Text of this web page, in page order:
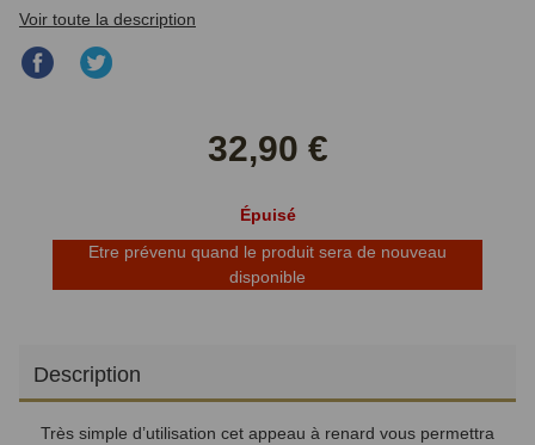
Voir toute la description
Partager
32,90 €
Épuisé
Etre prévenu quand le produit sera de nouveau
disponible
Description
Très simple d’utilisation cet appeau à renard vous permettra